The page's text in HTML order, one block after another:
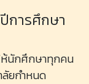
การศึกษา
ห้นักศึกษาทุกคน
ลัยกำหนด